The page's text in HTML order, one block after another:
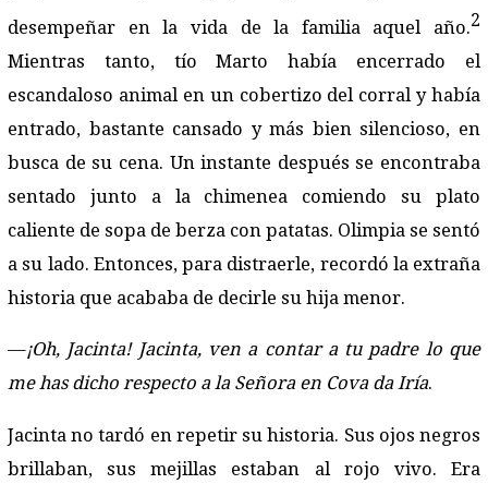
desempeñar en la vida de la familia aquel año.2
Mientras tanto, tío Marto había encerrado el
escandaloso animal en un cobertizo del corral y había
entrado, bastante cansado y más bien silencioso, en
busca de su cena. Un instante después se encontraba
sentado junto a la chimenea comiendo su plato
caliente de sopa de berza con patatas. Olimpia se sentó
a su lado. Entonces, para distraerle, recordó la extraña
historia que acababa de decirle su hija menor.
—¡Oh, Jacinta! Jacinta, ven a contar a tu padre lo que
me has dicho respecto a la Señora en Cova da Iría.
Jacinta no tardó en repetir su historia. Sus ojos negros
brillaban, sus mejillas estaban al rojo vivo. Era